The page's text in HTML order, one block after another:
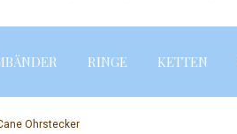
RINGE KETTEN
Ohrstecker